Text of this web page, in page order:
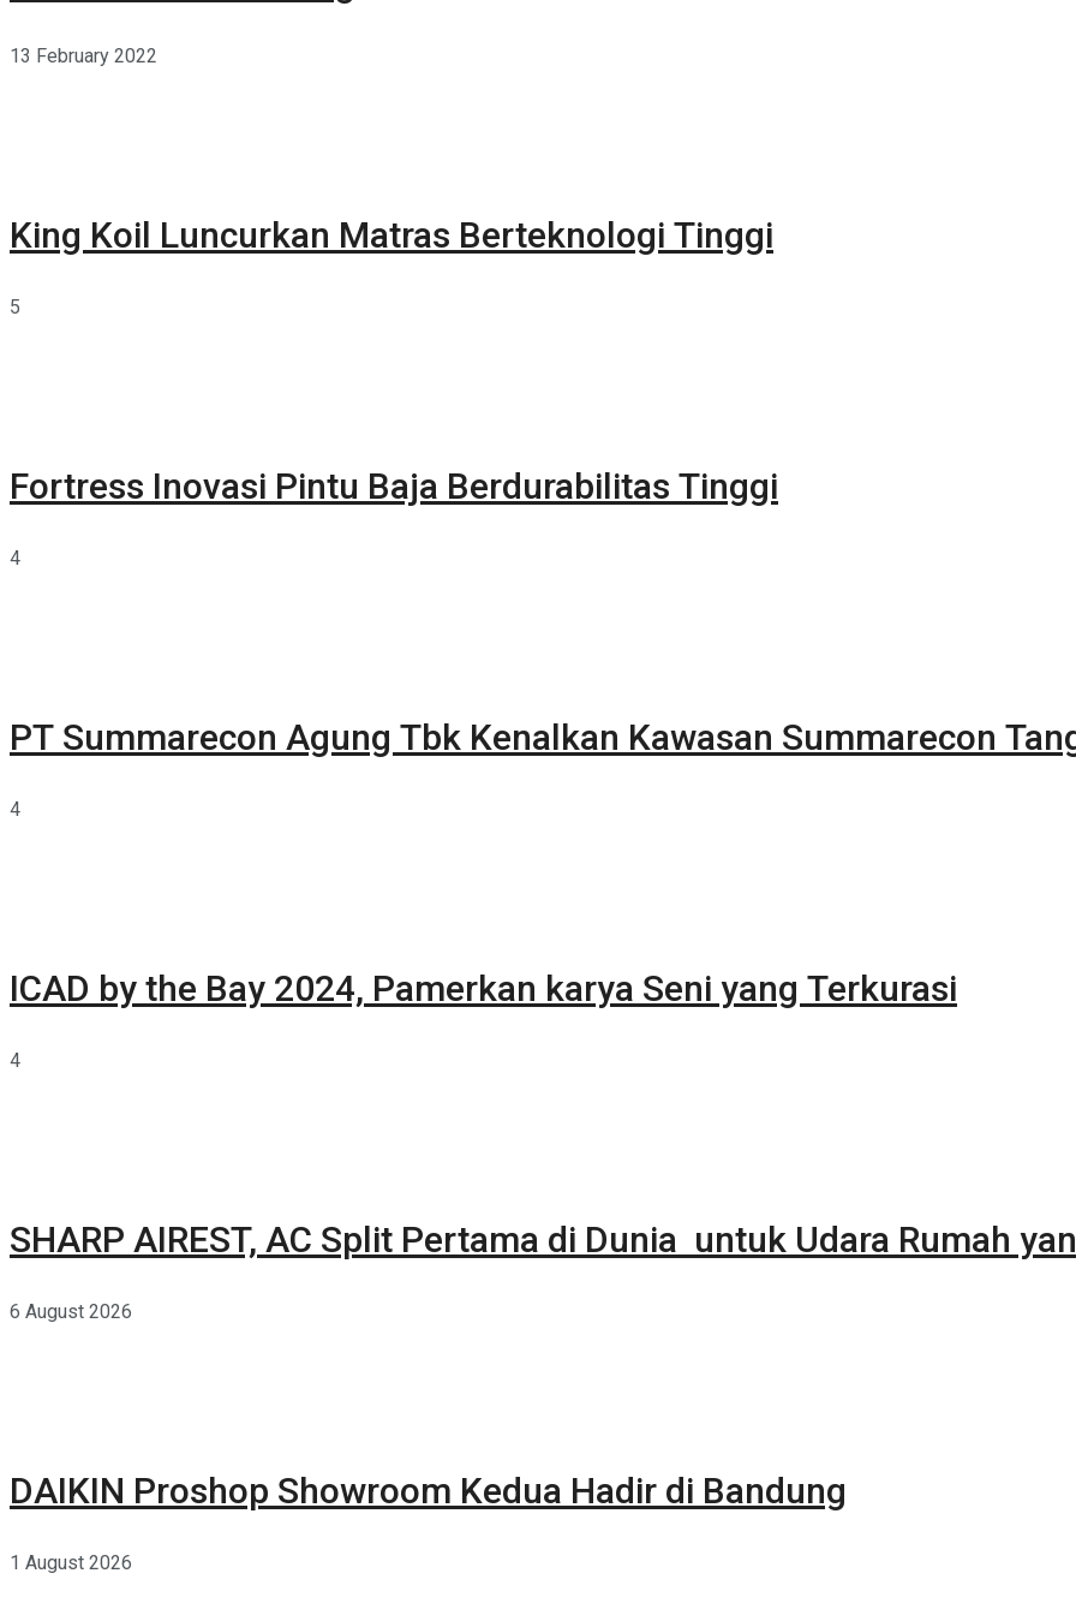
13 February 2022
King Koil Luncurkan Matras Berteknologi Tinggi
5
Fortress Inovasi Pintu Baja Berdurabilitas Tinggi
4
PT Summarecon Agung Tbk Kenalkan Kawasan Summarecon
4
ICAD by the Bay 2024, Pamerkan karya Seni yang Terkurasi
4
SHARP AIREST, AC Split Pertama di Dunia untuk Udara Rumah
6 August 2026
DAIKIN Proshop Showroom Kedua Hadir di Bandung
1 August 2026